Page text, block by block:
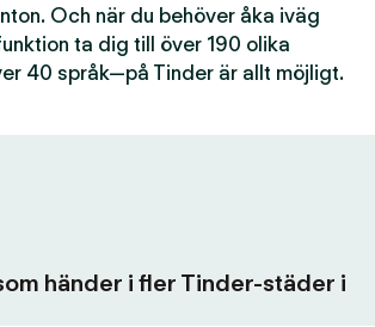
Och när du behöver åka iväg
ta dig till över 190 olika
40 språk—på Tinder är allt möjligt.
händer i fler Tinder-städer i